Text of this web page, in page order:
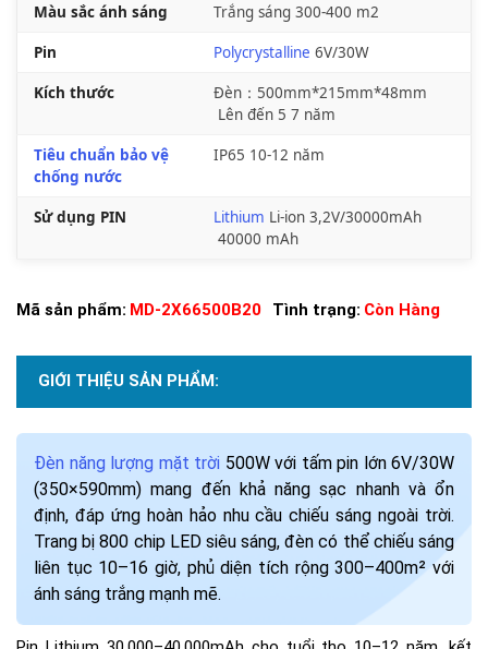
Màu sắc ánh sáng Trắng sáng 300-400 m2
Pin Polycrystalline 6V/30W
Kích thước
Đèn：500mm*215mm*48mm
Lên đến 5 7 năm
Tiêu chuẩn bảo vệ
chống nước
IP65 10-12 năm
Sử dụng PIN Lithium Li-ion 3,2V/30000mAh
40000 mAh
Mã sản phẩm: MD-2X66500B20 Tình trạng: Còn Hàng
GIỚI THIỆU SẢN PHẨM:
Đèn năng lượng mặt trời 500W với tấm pin lớn 6V/30W
(350×590mm) mang đến khả năng sạc nhanh và ổn
định, đáp ứng hoàn hảo nhu cầu chiếu sáng ngoài trời.
Trang bị 800 chip LED siêu sáng, đèn có thể chiếu sáng
liên tục 10–16 giờ, phủ diện tích rộng 300–400m² với
ánh sáng trắng mạnh mẽ.